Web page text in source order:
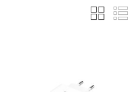
Vis
som
Gitter